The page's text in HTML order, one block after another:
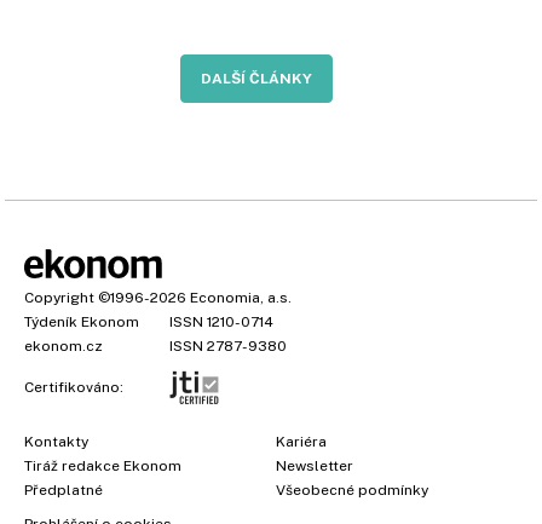
DALŠÍ ČLÁNKY
Copyright ©1996-2026 Economia, a.s.
Týdeník Ekonom
ISSN 1210-0714
ekonom.cz
ISSN 2787-9380
Certifikováno:
Kontakty
Tiráž redakce Ekonom
Předplatné
Kariéra
Newsletter
Všeobecné podmínky